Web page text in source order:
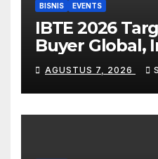
BISNIS EVENTS
IBTE 2026
Buyer Global,
Dilirik Jadi
Mainan dan
Tenggara
AGUSTUS 7, 2026